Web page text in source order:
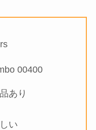
00400
あり
い